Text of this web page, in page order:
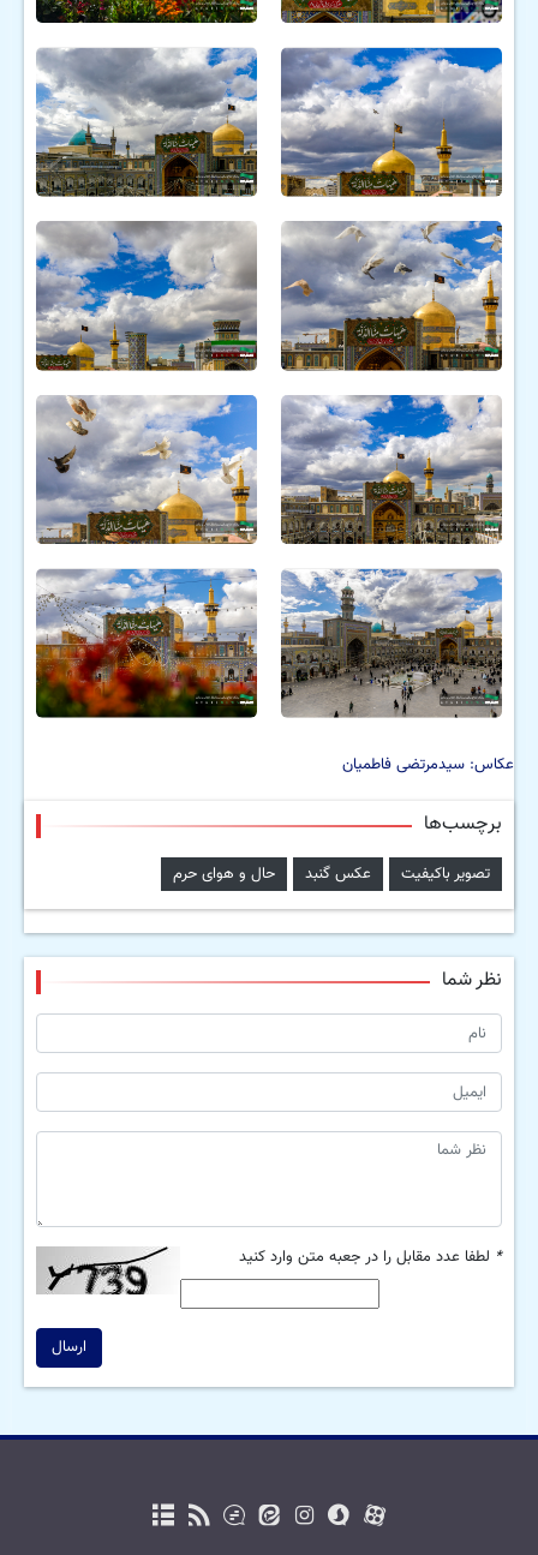
عکاس: سیدمرتضی فاطمیان
برچسب‌ها
تصویر باکیفیت عکس گنبد حال و هوای حرم
نظر شما
* لطفا عدد مقابل را در جعبه متن وارد کنید
ارسال